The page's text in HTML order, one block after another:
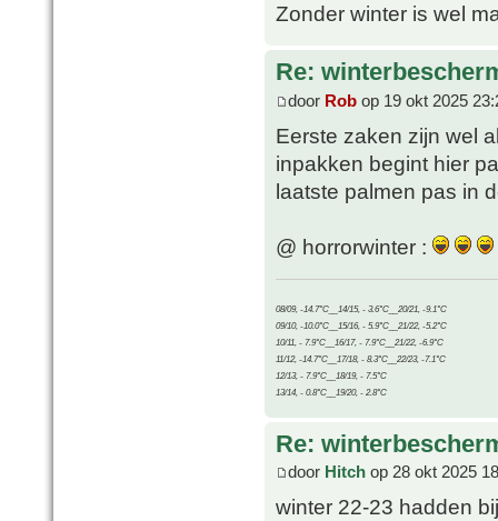
Zonder winter is wel
Re:
door Rob op 19 okt 2025
Eerste zaken zijn wel
inpakken begint hier
laatste palmen pas in
@ horrorwinter :
08/09, -14.7°C__14/15, - 3.6°C__20/21, -9.1°C
09/10, -10.0°C__15/16, - 5.9°C__21/22, -5.2°C
10/11, - 7.9°C__16/17, - 7.9°C__21/22, -6.9°C
11/12, -14.7°C__17/18, - 8.3°C__22/23, -7.1°C
12/13, - 7.9°C__18/19, - 7.5°C
13/14, - 0.8°C__19/20, - 2.8°C
Re:
door Hitch op 28 okt 2025
winter 22-23 hadden